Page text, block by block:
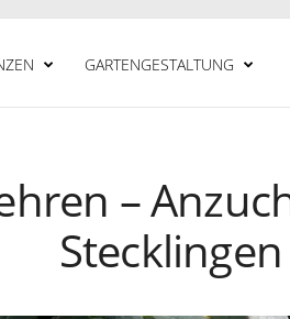
GARTENGESTALTUNG
–
Stecklingen